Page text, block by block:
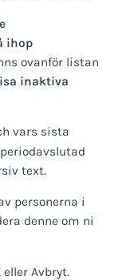
ihop
ovanför listan
inaktiva
vars sista
text.
personerna i
denne om ni
Avbryt.